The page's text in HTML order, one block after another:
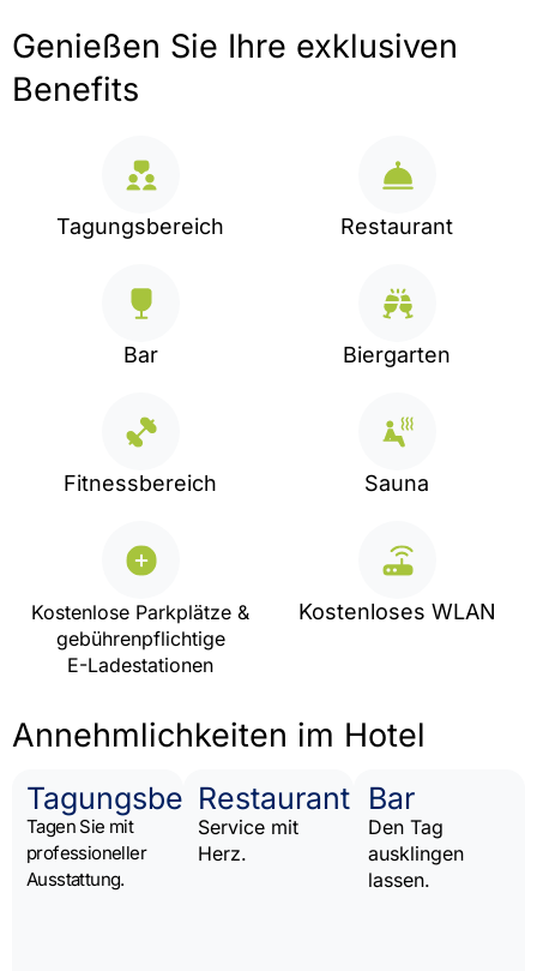
Genießen Sie Ihre exklusiven
Benefits
Tagungsbereich Restaurant
Bar Biergarten
Fitnessbereich Sauna
Kostenlose Parkplätze &
gebührenpflichtige
E-Ladestationen
Kostenloses WLAN
Annehmlichkeiten im Hotel
Tagungsbereich
Tagen Sie mit
professioneller
Ausstattung.
Restaurant
Service mit
Herz.
Bar
Den Tag
ausklingen
lassen.